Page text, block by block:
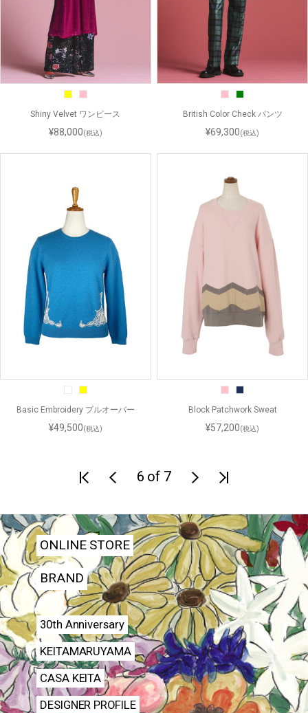
Shiny Velvet ワンピース
¥88,000(税込)
British Color Check パンツ
¥69,300(税込)
Basic Embroidery プルオーバー
¥49,500(税込)
Block Patchwork Sweat
¥57,200(税込)
6 of 7
ONLINE STORE
BRAND
30th Anniversary
KEITAMARUYAMA
CASA KEITA
DESIGNER PROFILE